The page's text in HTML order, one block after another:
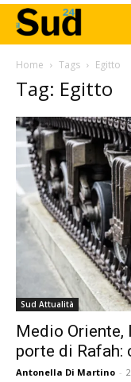
Home Tags Egitto
Tag: Egitto
Sud Attualità
Medio Oriente,
porte di Rafah:
Antonella Di Martino -